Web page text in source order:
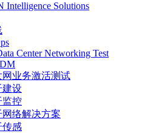
Intelligence Solutions
Center Networking Test
网业务激活测试
建设
监控
网络解决方案
传感